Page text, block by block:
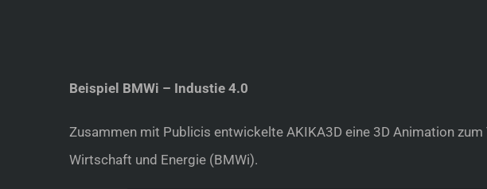
Beispiel BMWi – Industie 4.0
Zusammen mit Publicis entwickelte AKIKA3D eine 3D Animation
Wirtschaft und Energie (BMWi).